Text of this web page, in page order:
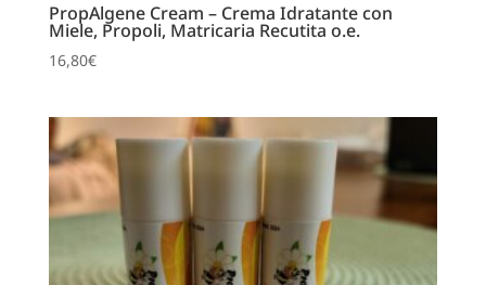
PropAlgene Cream – Crema Idratante con
Miele, Propoli, Matricaria Recutita o.e.
16,80€